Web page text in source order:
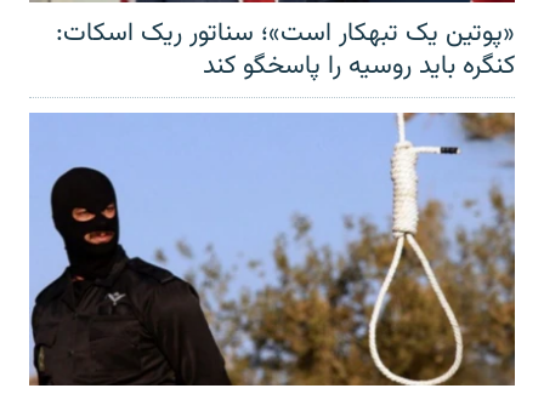
«پوتین یک تبهکار است»؛ سناتور ریک اسکات:
کنگره باید روسیه را پاسخگو کند